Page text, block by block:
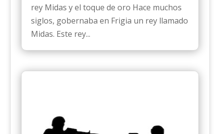
rey Midas y el toque de oro Hace muchos
siglos, gobernaba en Frigia un rey llamado
Midas. Este rey...